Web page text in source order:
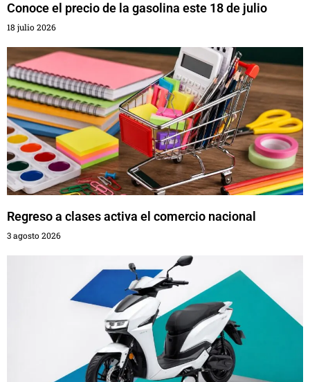
Conoce el precio de la gasolina este 18 de julio
18 julio 2026
Regreso a clases activa el comercio nacional
3 agosto 2026